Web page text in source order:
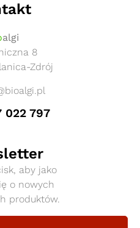
algi
8
Zdrój
022 797
aby jako
o nowych
produktów.